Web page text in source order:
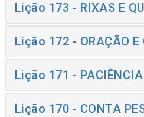
Lição 173 - RIXAS E
Lição 172 - ORAÇÃO E
Lição 171 - PACIÊNCIA
Lição 170 - CONTA